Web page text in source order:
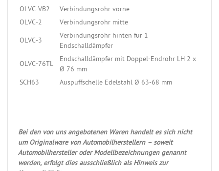
OLVC-VB2
Verbindungsrohr vorne
OLVC-2
Verbindungsrohr mitte
OLVC-3
Verbindungsrohr hinten für 1
Endschalldämpfer
OLVC-76TL
Endschalldämpfer mit Doppel-Endrohr LH 2 x
Ø 76 mm
SCH63
Auspuffschelle Edelstahl Ø 63-68 mm
Bei den von uns angebotenen Waren handelt es sich nicht
um Originalware von Automobilherstellern – soweit
Automobilhersteller oder Modellbezeichnungen genannt
werden, erfolgt dies ausschließlich als Hinweis zur